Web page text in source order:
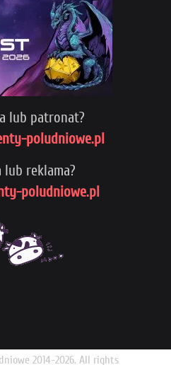
lub patronat?
poludniowe.pl
lub reklama?
poludniowe.pl
2014-2026. All rights